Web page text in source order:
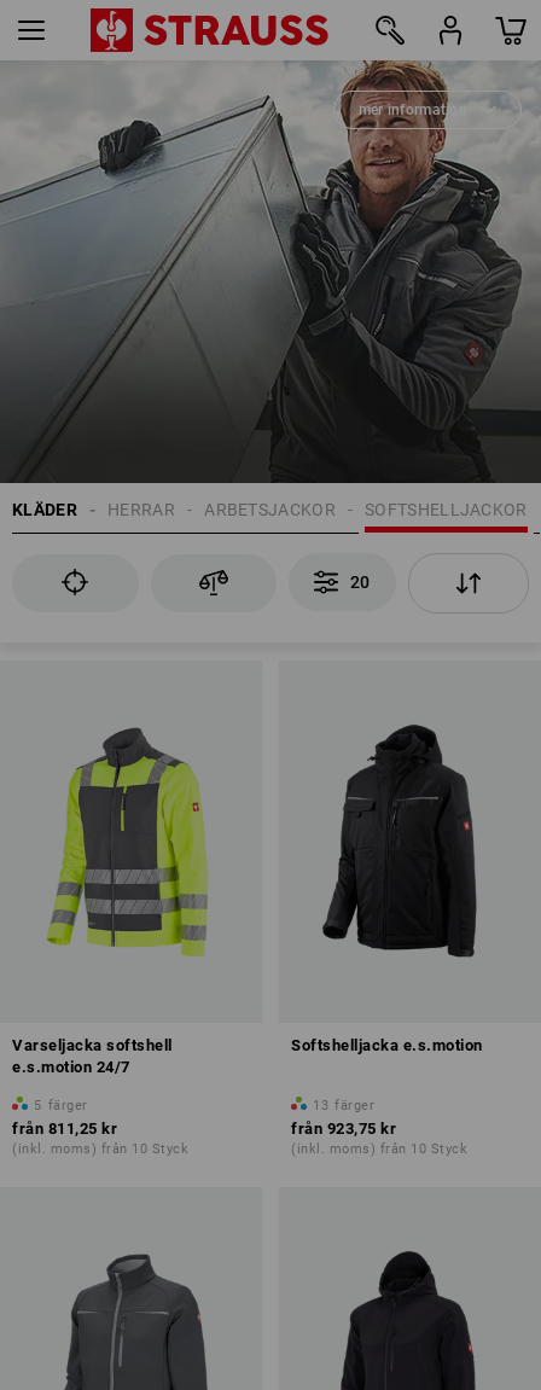
mer information
KLÄDER SOFTSHELLJACKOR
ARBETSJACKOR
HERRAR
20
20
Varseljacka softshell
e.s.motion 24/7
5 färger
från 811,25 kr
(inkl. moms) från 10 Styck
Softshelljacka e.s.motion
13 färger
från 923,75 kr
(inkl. moms) från 10 Styck